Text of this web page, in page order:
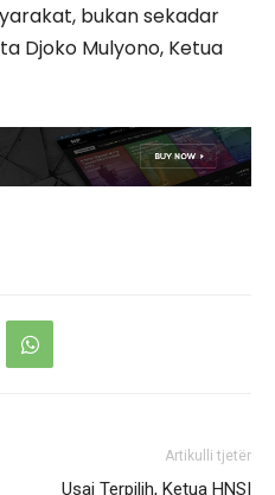
bukan sekadar
Djoko Mulyono, Ketua
Artikulli tjetër
Usai Terpilih, Ketua HNSI